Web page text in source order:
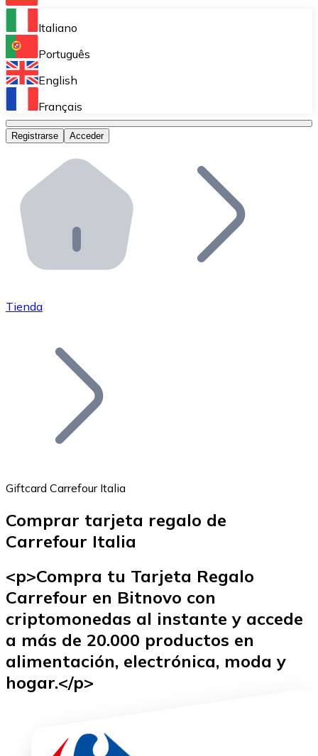
Bitnovo Ramp
Integra nuestra solución en tu plataforma.
Bitnovo Giftcards
Bitnovo OTC
Bitnovo ATM
Integra un ATM Bitnovo en tu negocio y permite que
Bitnovo API
Integra nuestra API en tu ecosistema.
Únete a nuestra red de distribuidores.
Añade tu proyecto a nuestro ecosistema.
Bitcoin
Ethereum
Italiano
Português
English
Français
Registrarse Acceder
Tienda
Giftcard Carrefour Italia
Comprar tarjeta regalo de
Carrefour Italia
<p>Compra tu Tarjeta Regalo
Carrefour en Bitnovo con
criptomonedas al instante y accede
a más de 20.000 productos en
alimentación, electrónica, moda y
hogar.</p>